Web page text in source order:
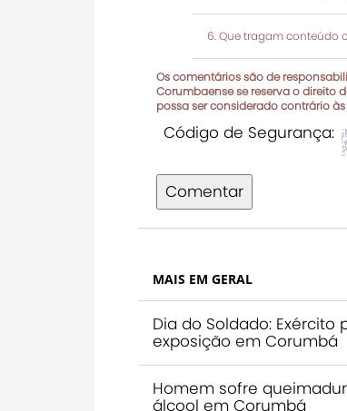
Que tragam conteúdo
Os comentários são de
Corumbaense se reserva o direito
possa ser considerado contrário
Código de Segurança:
Comentar
MAIS EM GERAL
Dia do Soldado:
exposição em Corumbá
Homem sofre
álcool em Corumbá